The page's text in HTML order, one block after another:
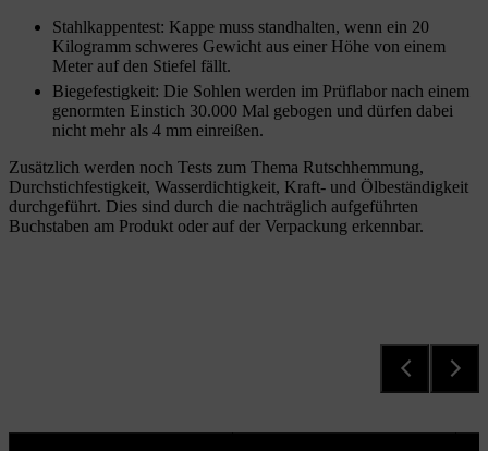
Stahlkappentest: Kappe muss standhalten, wenn ein 20
Kilogramm schweres Gewicht aus einer Höhe von einem
Meter auf den Stiefel fällt.
Biegefestigkeit: Die Sohlen werden im Prüflabor nach einem
genormten Einstich 30.000 Mal gebogen und dürfen dabei
nicht mehr als 4 mm einreißen.
Zusätzlich werden noch Tests zum Thema Rutschhemmung,
Durchstichfestigkeit, Wasserdichtigkeit, Kraft- und Ölbeständigkeit
durchgeführt. Dies sind durch die nachträglich aufgeführten
Buchstaben am Produkt oder auf der Verpackung erkennbar.